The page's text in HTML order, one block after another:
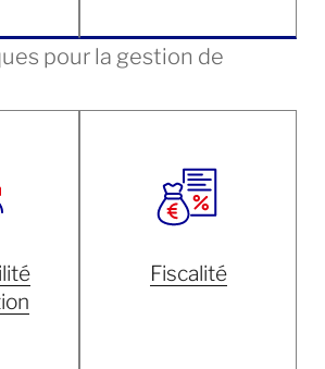
pour la gestion de
Fiscalité